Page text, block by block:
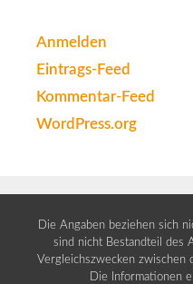
Anmelden
Eintrags-Feed
Kommentar-Feed
WordPress.org
Die Angaben beziehen sich
sind nicht Bestandteil des
Vergleichszwecken zwischen
Die Informationen